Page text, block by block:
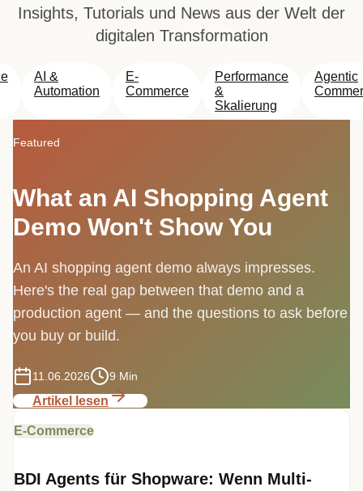
Insights, Tutorials und News aus der Welt der
digitalen Transformation
AI &
Automation
E-
Commerce
Performance
&
Skalierung
Agentic
Featured
What an AI Shopping Agent
Demo Won't Show You
An AI shopping agent demo always impresses.
Here's the real gap between that demo and a
production agent — and the questions to ask before
you buy or build.
11.06.2026 9 Min
Artikel lesen
E-Commerce
BDI Agents für Shopware: Wenn Multi-